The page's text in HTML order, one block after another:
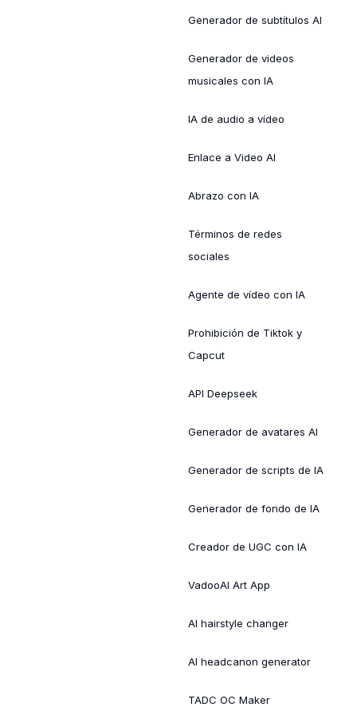
Generador de subtítulos AI
Generador de videos
musicales con IA
IA de audio a vídeo
Enlace a Video AI
Abrazo con IA
Términos de redes
sociales
Agente de vídeo con IA
Prohibición de Tiktok y
Capcut
API Deepseek
Generador de avatares AI
Generador de scripts de IA
Generador de fondo de IA
Creador de UGC con IA
VadooAI Art App
AI hairstyle changer
AI headcanon generator
TADC OC Maker